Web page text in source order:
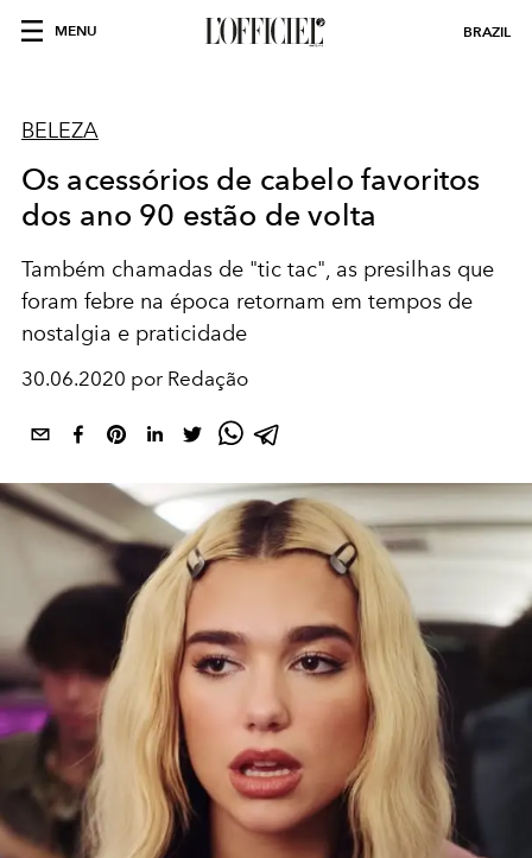
MENU BRAZIL
BELEZA
Os acessórios de cabelo favoritos
dos ano 90 estão de volta
Também chamadas de "tic tac", as presilhas que
foram febre na época retornam em tempos de
nostalgia e praticidade
30.06.2020 por Redação